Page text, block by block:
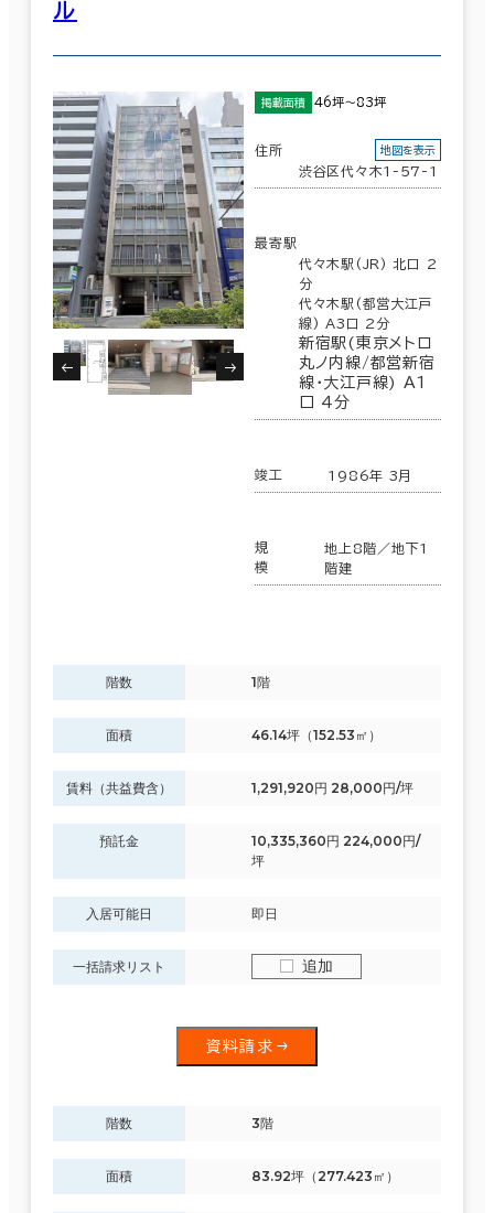
ル
掲載面積 46坪～83坪
住所
渋谷区代々木1-57-1
地図を表示
最寄駅
代々木駅(JR) 北口 2
分
代々木駅(都営大江戸
線) A3口 2分
新宿駅(東京メトロ
丸ノ内線/都営新宿
線･大江戸線) A1
口 4分
竣工 1986年 3月
規
模
地上8階／地下1
階建
階数 1階
面積 46.14坪（152.53㎡）
賃料（共益費含） 1,291,920円 28,000円/坪
預託金
10,335,360円 224,000円/
坪
入居可能日 即日
一括請求リスト 追加
資料請求
階数 3階
面積 83.92坪（277.423㎡）